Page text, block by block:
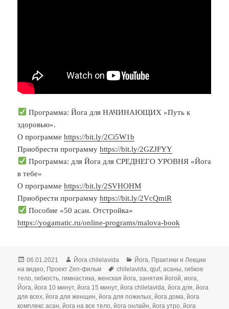
Программа: Йога для НАЧИНАЮЩИХ «Путь к
здоровью».
О программеhttps://bit.ly/2Ci5W1b
Приобрести программуhttps://bit.ly/2GZJFYY
Программа: для Йога для СРЕДНЕГО УРОВНЯ «Йога
в тебе»
О программеhttps://bit.ly/2SVHOHM
Приобрести программуhttps://bit.ly/2VcQmiR
Пособие «50 асан. Отстройка»
https://yogamatic.ru/online-programs/malova-book
Опубликовано
06.01.2021 Автор
Йога chilelavida Рубрики
Йога Практики и Лекции
на видео Проект Zen-фильм Метки
chilelavida ,qjuf,асаны ,гибкое
тело ,гибкость ,гимнастика ,женская йога ,занятия йогой ,иога
Йога ,йога 10 минут,йога 15 минут,йога chilelavida ,йога для ,йога
для всех ,йога для женщин ,йога для пожилых ,йога дома ,йога
комплекс асан ,йога на все тело ,йога онлайн ,йога утро ,йога